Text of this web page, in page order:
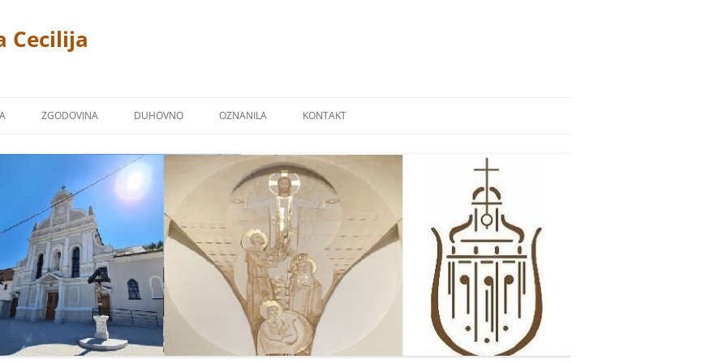
Cecilija
NA MIKLAVŠKEM
KAPUCINI
ZGODOVINA
KAPUCINSKI SAMOSTAN
FARNA KRONIKA
NAŠI ŽUPNIKI
DUHOVNO
ZAVETNIKI NAŠIH CERKVA
BLAGOSLOVI
NAŠI PRIPROŠNJIKI
MOLITVE
POSNETKI NEKATERIH PESMI
OZNANILA KONTAKT